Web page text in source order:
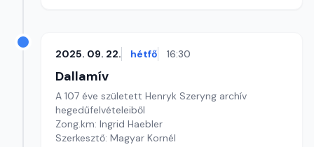
2025. 09. 22. hétfő 16:30
Dallamív
A 107 éve született Henryk Szeryng archív
hegedűfelvételeiből
Zong.km: Ingrid Haebler
Szerkesztő: Magyar Kornél